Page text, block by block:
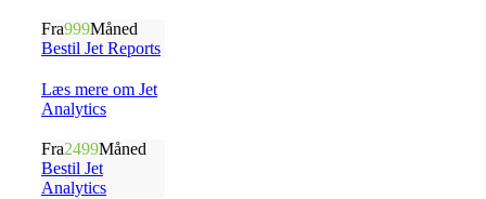
Fra999Måned
Bestil Jet Reports
Læs mere om Jet
Analytics
Fra2499Måned
Bestil Jet
Analytics